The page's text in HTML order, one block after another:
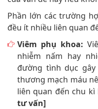
Phần lớn các trường
đều ít nhiều liên quan
Viêm phụ khoa:
nhiễm nấm hay
đường tình dục
thương mạch máu
liên quan đến chu kì
tư vấn]